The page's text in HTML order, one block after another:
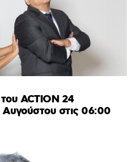
ACTION 24
Αυγούστου στις 06:00